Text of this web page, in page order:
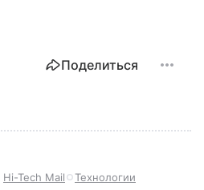
Поделиться
Hi-Tech Mail Технологии